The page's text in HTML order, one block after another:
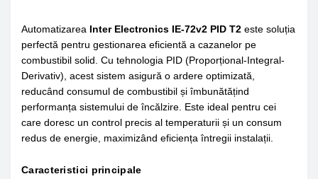
Automatizarea Inter Electronics IE-72v2 PID T2 este soluția
perfectă pentru gestionarea eficientă a cazanelor pe
combustibil solid. Cu tehnologia PID (Proporțional-Integral-
Derivativ), acest sistem asigură o ardere optimizată,
reducând consumul de combustibil și îmbunătățind
performanța sistemului de încălzire. Este ideal pentru cei
care doresc un control precis al temperaturii și un consum
redus de energie, maximizând eficiența întregii instalații.
Caracteristici principale